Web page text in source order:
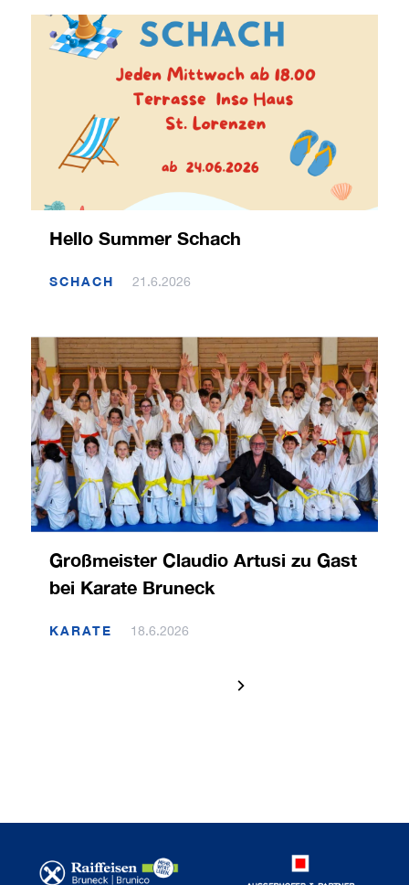
Hello Summer Schach
SCHACH 21.6.2026
Großmeister Claudio Artusi zu Gast
bei Karate Bruneck
KARATE 18.6.2026